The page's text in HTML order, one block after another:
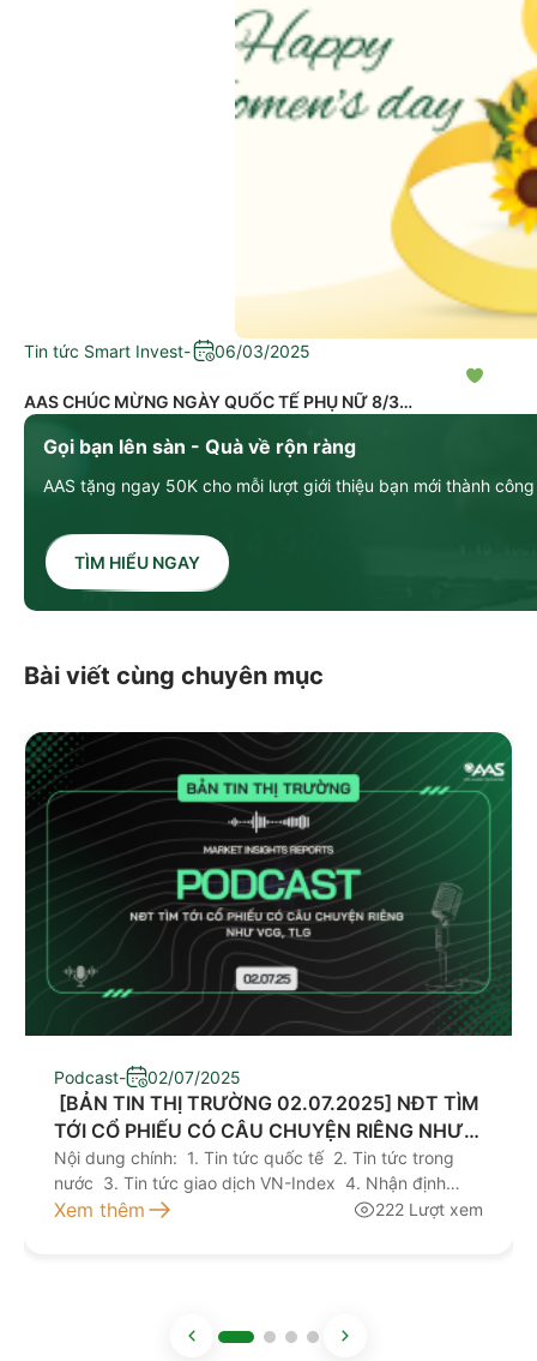
Gọi bạn lên sàn - Quà về rộn ràng
AAS tặng ngay 50K cho mỗi lượt giới thiệu bạn mới thành công
TÌM HIỂU NGAY
Tin tức Smart Invest- 06/03/2025
AAS CHÚC MỪNG NGÀY QUỐC TẾ PHỤ NỮ 8/3
Bài viết cùng chuyên mục
Podcast- 02/07/2025
​ [BẢN TIN THỊ TRƯỜNG 02.07.2025] NĐT TÌM
TỚI CỔ PHIẾU CÓ CÂU CHUYỆN RIÊNG NHƯ
VCG, TLG
Nội dung chính: 1. Tin tức quốc tế 2. Tin tức trong
nước 3. Tin tức giao dịch VN-Index 4. Nhận định
giao dịch 5. Khuyến nghị đầu tư Kính mời quý nhà
Xem thêm 222 Lượt xem